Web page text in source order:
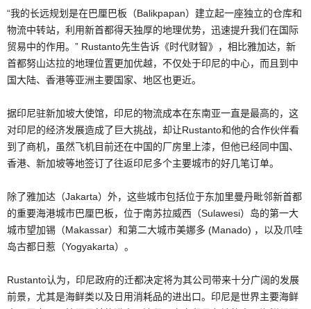
“我的长远规划是在巴厘巴板（Balikpapan）建立起一座独立的仓库和
物流中转站，利用新首都得天独厚的地理优势，迅速提升我们在国际
贸易中的作用。” Rustanto先生告诉《时代财智》，相比雅加达，新
首都努山达拉的地理位置更加优越，不仅处于印尼的中心，而且到中
国大陆、香港等亚洲主要国家、地区也更近。
据印尼驻新加坡大使馆，印尼的物流成本在东南亚一直是最高的，这
对印尼的经济发展造成了巨大挑战，却让Rustanto和他的合作伙伴看
到了商机，虽然飞机目前还在中国的厂房里上漆，但他已经同中国、
香港、新加坡等地签订了往返印尼多个主要城市的好几笔订单。
除了雅加达（Jakarta）外，这些城市包括位于东加里曼丹毗邻新首都
的重要海港城市巴厘巴板，位于南苏拉威西（Sulawesi）岛的第一大
城市望加锡（Makassar）和第二大城市美娜多 (Manado) ，以及爪哇
岛古都日惹（Yogyakarta）。
Rustanto认为，印尼政府的迁都决定将为其公司带来十分广阔的发展
前景，尤其是海鲜类以及日用消耗品的进出口。印尼是世界主要海鲜